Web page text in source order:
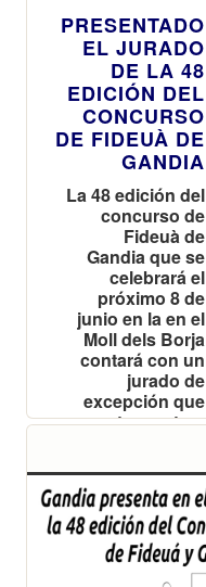
PRESENTADO
EL JURADO
DE LA 48
EDICIÓN DEL
CONCURSO
DE FIDEUÀ DE
GANDIA
La 48 edición del
concurso de
Fideuà de
Gandia que se
celebrará el
próximo 8 de
junio en la en el
Moll dels Borja
contará con un
jurado de
excepción que
atesora tres
múltiples
reconocimientos